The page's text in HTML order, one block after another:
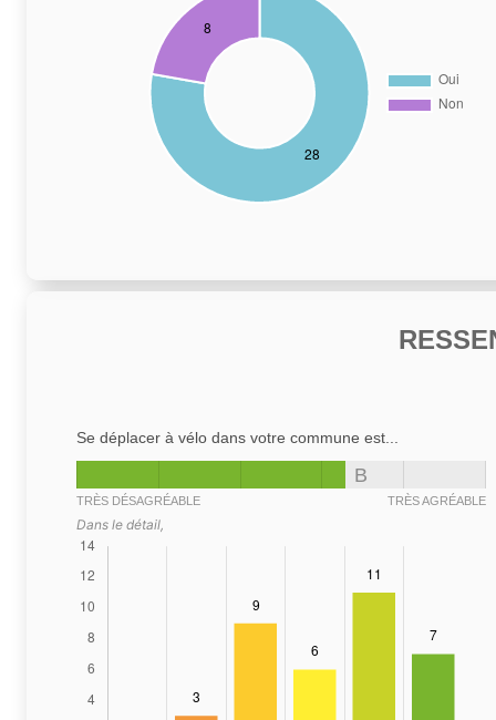
Se déplacer à vélo dans votre commune est...
B
TRÈS DÉSAGRÉABLE TRÈS AGRÉABLE
Dans le détail,